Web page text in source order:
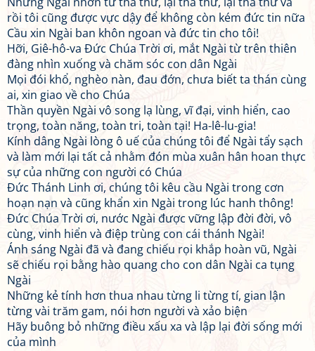
rồi tôi cũng được vực dậy để không còn kém đức tin nữa
Cầu xin Ngài ban khôn ngoan và đức tin cho tôi!
Hỡi, Giê-hô-va Đức Chúa Trời ơi, mắt Ngài từ trên thiên
đàng nhìn xuống và chăm sóc con dân Ngài
Mọi đói khổ, nghèo nàn, đau đớn, chưa biết ta thán cùng
ai, xin giao về cho Chúa
Thần quyền Ngài vô song lạ lùng, vĩ đại, vinh hiển, cao
trọng, toàn năng, toàn tri, toàn tại! Ha-lê-lu-gia!
Kính dâng Ngài lòng ô uế của chúng tôi để Ngài tẩy sạch
và làm mới lại tất cả nhằm đón mùa xuân hân hoan thực
sự của những con người có Chúa
Đức Thánh Linh ơi, chúng tôi kêu cầu Ngài trong cơn
hoạn nạn và cũng khẩn xin Ngài trong lúc hanh thông!
Đức Chúa Trời ơi, nước Ngài được vững lập đời đời, vô
cùng, vinh hiển và điệp trùng con cái thánh Ngài!
Ánh sáng Ngài đã và đang chiếu rọi khắp hoàn vũ, Ngài
sẽ chiếu rọi bằng hào quang cho con dân Ngài ca tụng
Ngài
Những kẻ tính hơn thua nhau từng li từng tí, gian lận
từng vài trăm gam, nói hơn người và xảo biện
Hãy buông bỏ những điều xấu xa và lập lại đời sống mới
của mình